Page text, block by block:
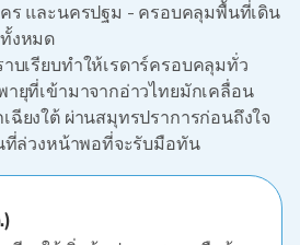
ร และนครปฐม - ครอบคลุมพื้นที่เดิน
งหมด
บเรียบทำให้เรดาร์ครอบคลุมทั่ว
ยุที่เข้ามาจากอ่าวไทยมักเคลื่อน
ฉียงใต้ ผ่านสมุทรปราการก่อนถึงใจ
ที่ล่วงหน้าพอที่จะรับมือทัน